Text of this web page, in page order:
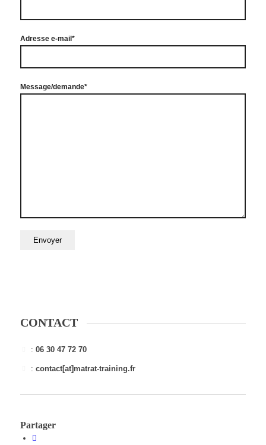
Adresse e-mail*
Message/demande*
CONTACT
:06 30 47 72 70
:contact[at]matrat-training.fr
Partager